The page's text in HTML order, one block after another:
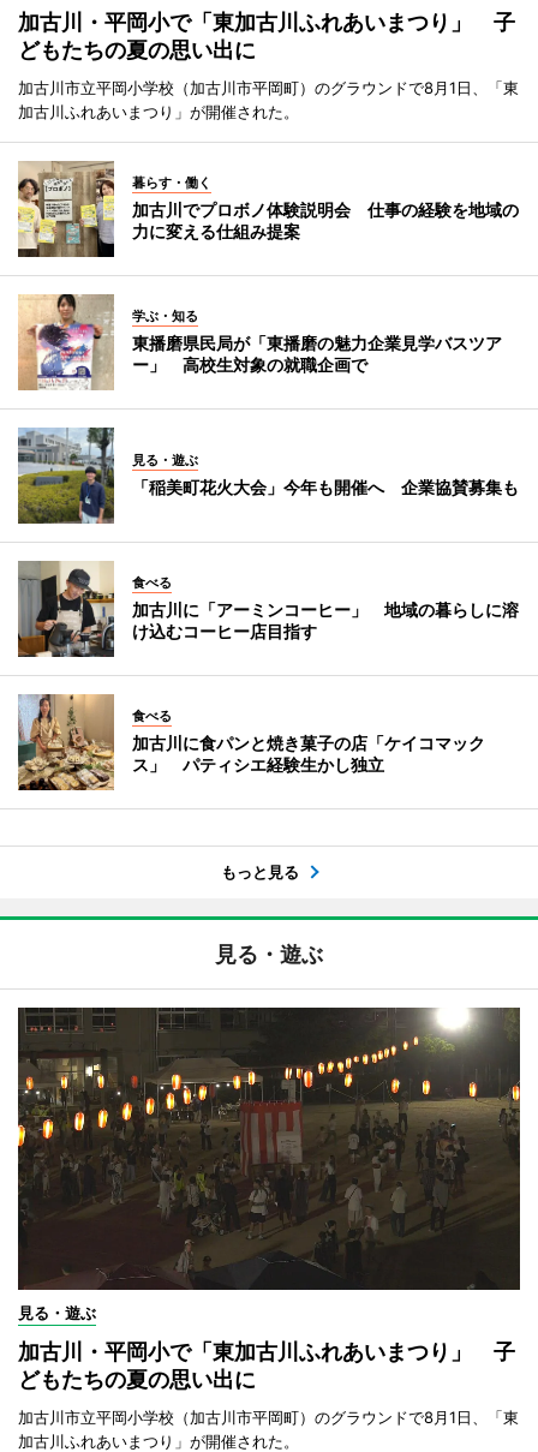
加古川・平岡小で「東加古川ふれあいまつり」 子
どもたちの夏の思い出に
加古川市立平岡小学校（加古川市平岡町）のグラウンドで8月1日、「東
加古川ふれあいまつり」が開催された。
暮らす・働く
加古川でプロボノ体験説明会 仕事の経験を地域の
力に変える仕組み提案
学ぶ・知る
東播磨県民局が「東播磨の魅力企業見学バスツア
ー」 高校生対象の就職企画で
見る・遊ぶ
「稲美町花火大会」今年も開催へ 企業協賛募集も
食べる
加古川に「アーミンコーヒー」 地域の暮らしに溶
け込むコーヒー店目指す
食べる
加古川に食パンと焼き菓子の店「ケイコマック
ス」 パティシエ経験生かし独立
もっと見る
見る・遊ぶ
見る・遊ぶ
加古川・平岡小で「東加古川ふれあいまつり」 子
どもたちの夏の思い出に
加古川市立平岡小学校（加古川市平岡町）のグラウンドで8月1日、「東
加古川ふれあいまつり」が開催された。